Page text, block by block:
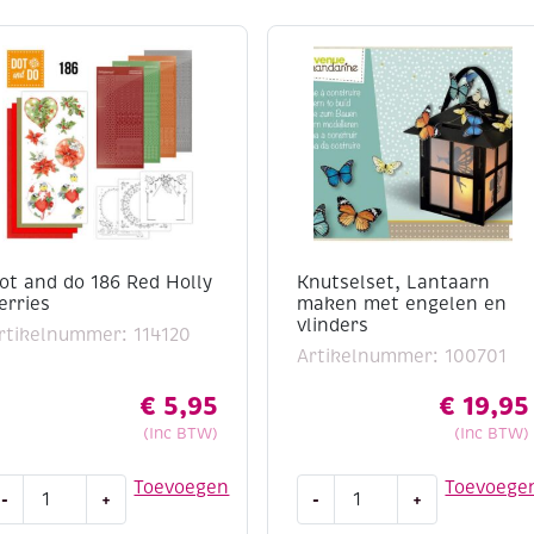
kunstenaars die op
voor acrylverf.
and do 186 Red Holly
114120
€ 5,95
(Inc BTW)
Toevoegen
- +
Knutselset, Lantaarn
maken met engelen en
vlinders
Artikelnummer: 100701
€ 19,95
(Inc BTW)
-
Lantaarn
+